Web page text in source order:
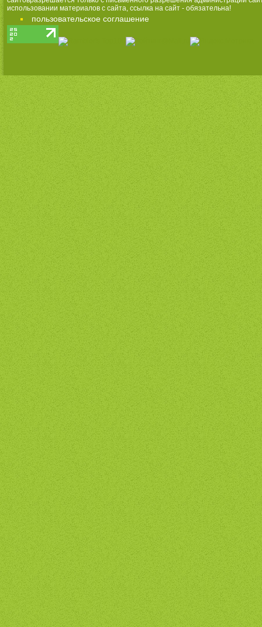
использовании материалов с сайта, ссылка на сайт - обязательна!
пользовательское соглашение